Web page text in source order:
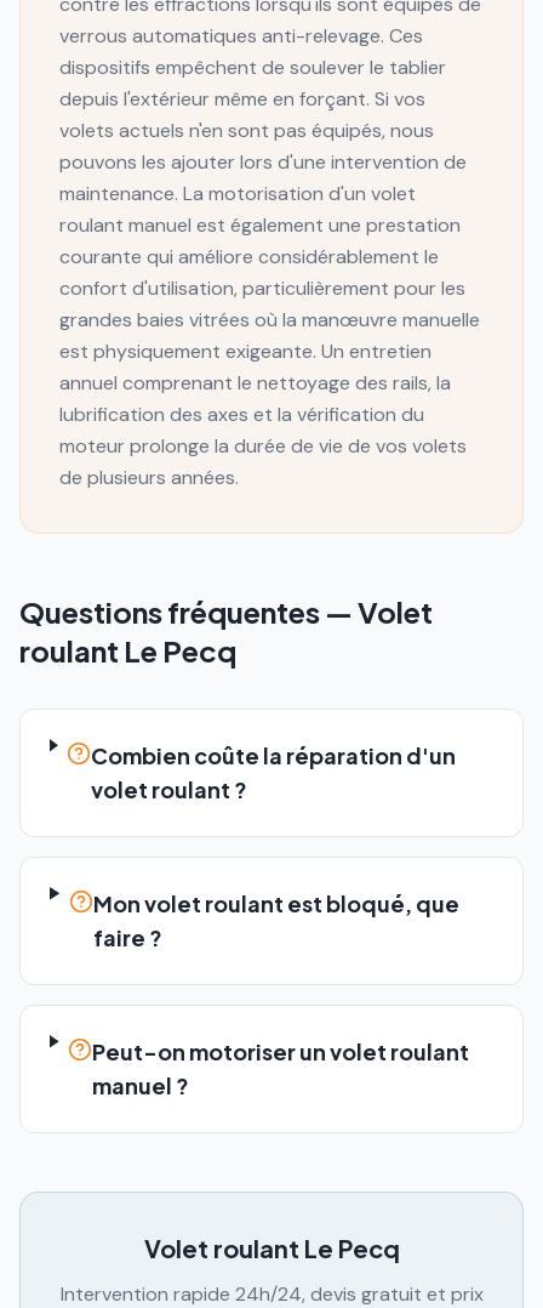
verrous automatiques anti-relevage. Ces
dispositifs empêchent de soulever le tablier
depuis l'extérieur même en forçant. Si vos
volets actuels n'en sont pas équipés, nous
pouvons les ajouter lors d'une intervention de
maintenance. La motorisation d'un volet
roulant manuel est également une prestation
courante qui améliore considérablement le
confort d'utilisation, particulièrement pour les
grandes baies vitrées où la manœuvre manuelle
est physiquement exigeante. Un entretien
annuel comprenant le nettoyage des rails, la
lubrification des axes et la vérification du
moteur prolonge la durée de vie de vos volets
de plusieurs années.
Questions fréquentes — Volet
roulant Le Pecq
Combien coûte la réparation d'un
volet roulant ?
Mon volet roulant est bloqué, que
faire ?
Peut-on motoriser un volet roulant
manuel ?
Volet roulant Le Pecq
Intervention rapide 24h/24, devis gratuit et prix